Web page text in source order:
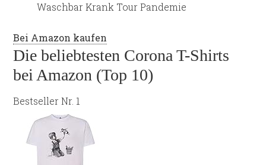
Waschbar Krank Tour Pandemie
Bei Amazon kaufen
Die beliebtesten Corona T-Shirts
bei Amazon (Top 10)
Bestseller Nr. 1